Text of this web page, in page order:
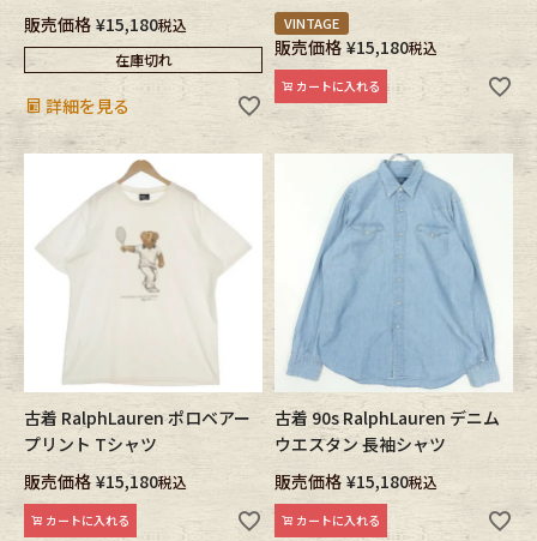
Eye Wear Cap
Stall・Scarf
Accessory Shoes
Belt antique goods
vintage bicycle
FAFATT
販売価格 ¥15,180税込
在庫切れ
詳細を見る
VINTAGE
販売価格 ¥15,180税込
カートに入れる
古着 RalphLauren ポロベアー
プリント Tシャツ
販売価格 ¥15,180税込
カートに入れる
古着 90s RalphLauren デニム
ウエスタン 長袖シャツ
販売価格 ¥15,180税込
カートに入れる